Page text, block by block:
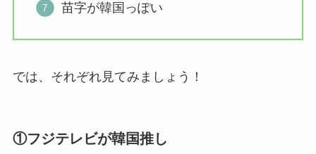
苗字が韓国っぽい
では、それぞれ見てみましょう！
①フジテレビが韓国推し